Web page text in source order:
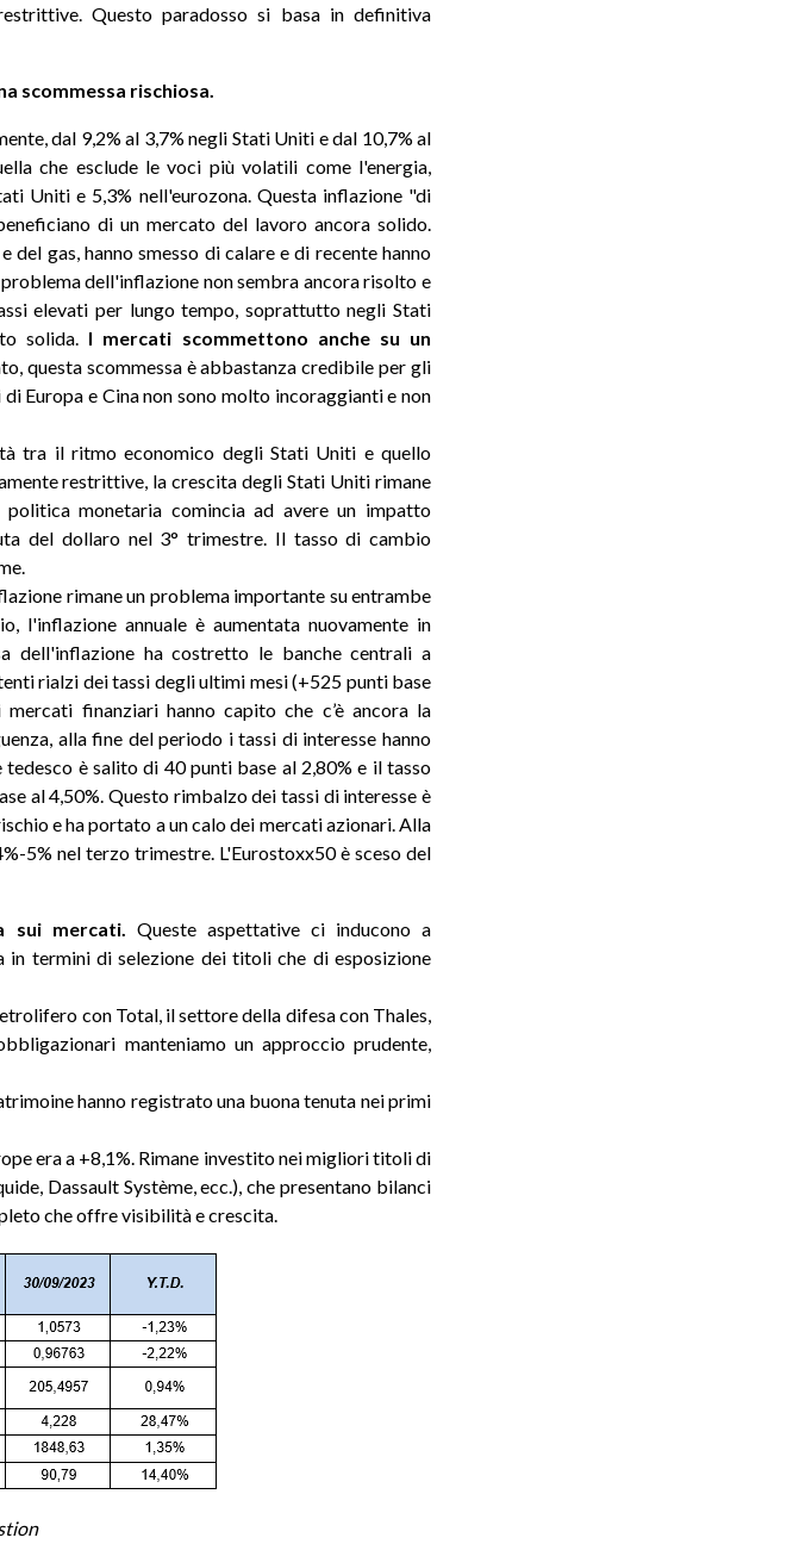
Questo paradosso si basa in definitiva
scommessa rischiosa.
dal 9,2% al 3,7% negli Stati Uniti e dal 10,7% al
che esclude le voci più volatili come l'energia,
Uniti e 5,3% nell'eurozona. Questa inflazione "di
di un mercato del lavoro ancora solido.
gas, hanno smesso di calare e di recente hanno
dell'inflazione non sembra ancora risolto e
elevati per lungo tempo, soprattutto negli Stati
solida. I mercati scommettono anche su un
questa scommessa è abbastanza credibile per gli
Europa e Cina non sono molto incoraggianti e non
tra il ritmo economico degli Stati Uniti e quello
restrittive, la crescita degli Stati Uniti rimane
monetaria comincia ad avere un impatto
del dollaro nel 3° trimestre. Il tasso di cambio
rimane un problema importante su entrambe
l'inflazione annuale è aumentata nuovamente in
dell'inflazione ha costretto le banche centrali a
rialzi dei tassi degli ultimi mesi (+525 punti base
finanziari hanno capito che c’è ancora la
alla fine del periodo i tassi di interesse hanno
è salito di 40 punti base al 2,80% e il tasso
al 4,50%. Questo rimbalzo dei tassi di interesse è
e ha portato a un calo dei mercati azionari. Alla
5% nel terzo trimestre. L'Eurostoxx50 è sceso del
sui mercati.
Queste aspettative ci inducono a
in termini di selezione dei titoli che di esposizione
con Total, il settore della difesa con Thales,
manteniamo un approccio prudente,
hanno registrato una buona tenuta nei primi
era a +8,1%. Rimane investito nei migliori titoli di
Dassault Système, ecc.), che presentano bilanci
che offre visibilità e crescita.